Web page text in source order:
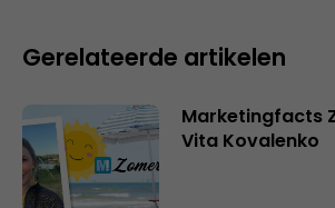
Gerelateerde artikelen
Marketingfacts
Vita Kovalenko